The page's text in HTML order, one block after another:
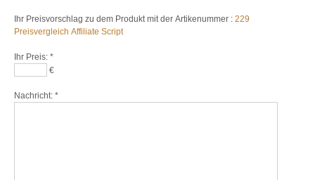
Ihr Preisvorschlag zu dem Produkt mit der Artikenummer : 229
Preisvergleich Affiliate Script
Ihr Preis: *
€
Nachricht: *